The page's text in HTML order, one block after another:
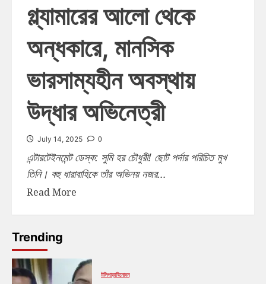
গ্ল্যামারের আলো থেকে
অন্ধকারে, মানসিক
ভারসাম্যহীন অবস্থায়
উদ্ধার অভিনেত্রী
July 14, 2025 0
এন্টারটেইনমেন্ট ডেস্ক: সুমি হর চৌধুরী! ছোট পর্দার পরিচিত মুখ
তিনি। বহু ধারাবাহিকে তাঁর অভিনয় নজর...
Read More
Trending
টলিপাড়াবিনোদন